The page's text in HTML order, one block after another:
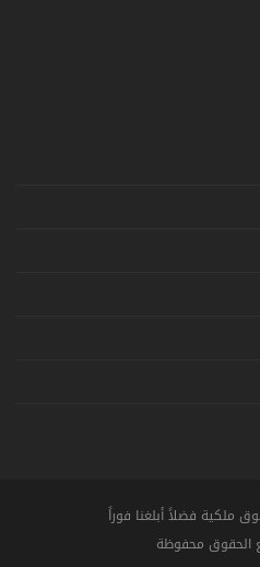
ملكية فضلاً أبلغنا فوراً